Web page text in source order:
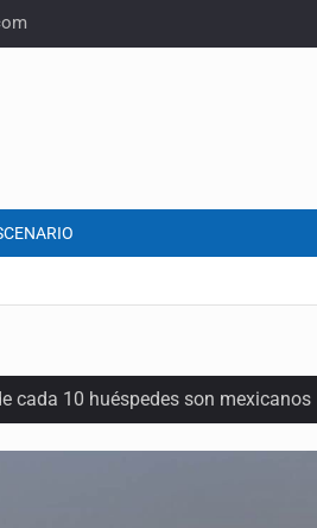
cada 10 huéspedes son mexicanos
nuestros hogares e internet